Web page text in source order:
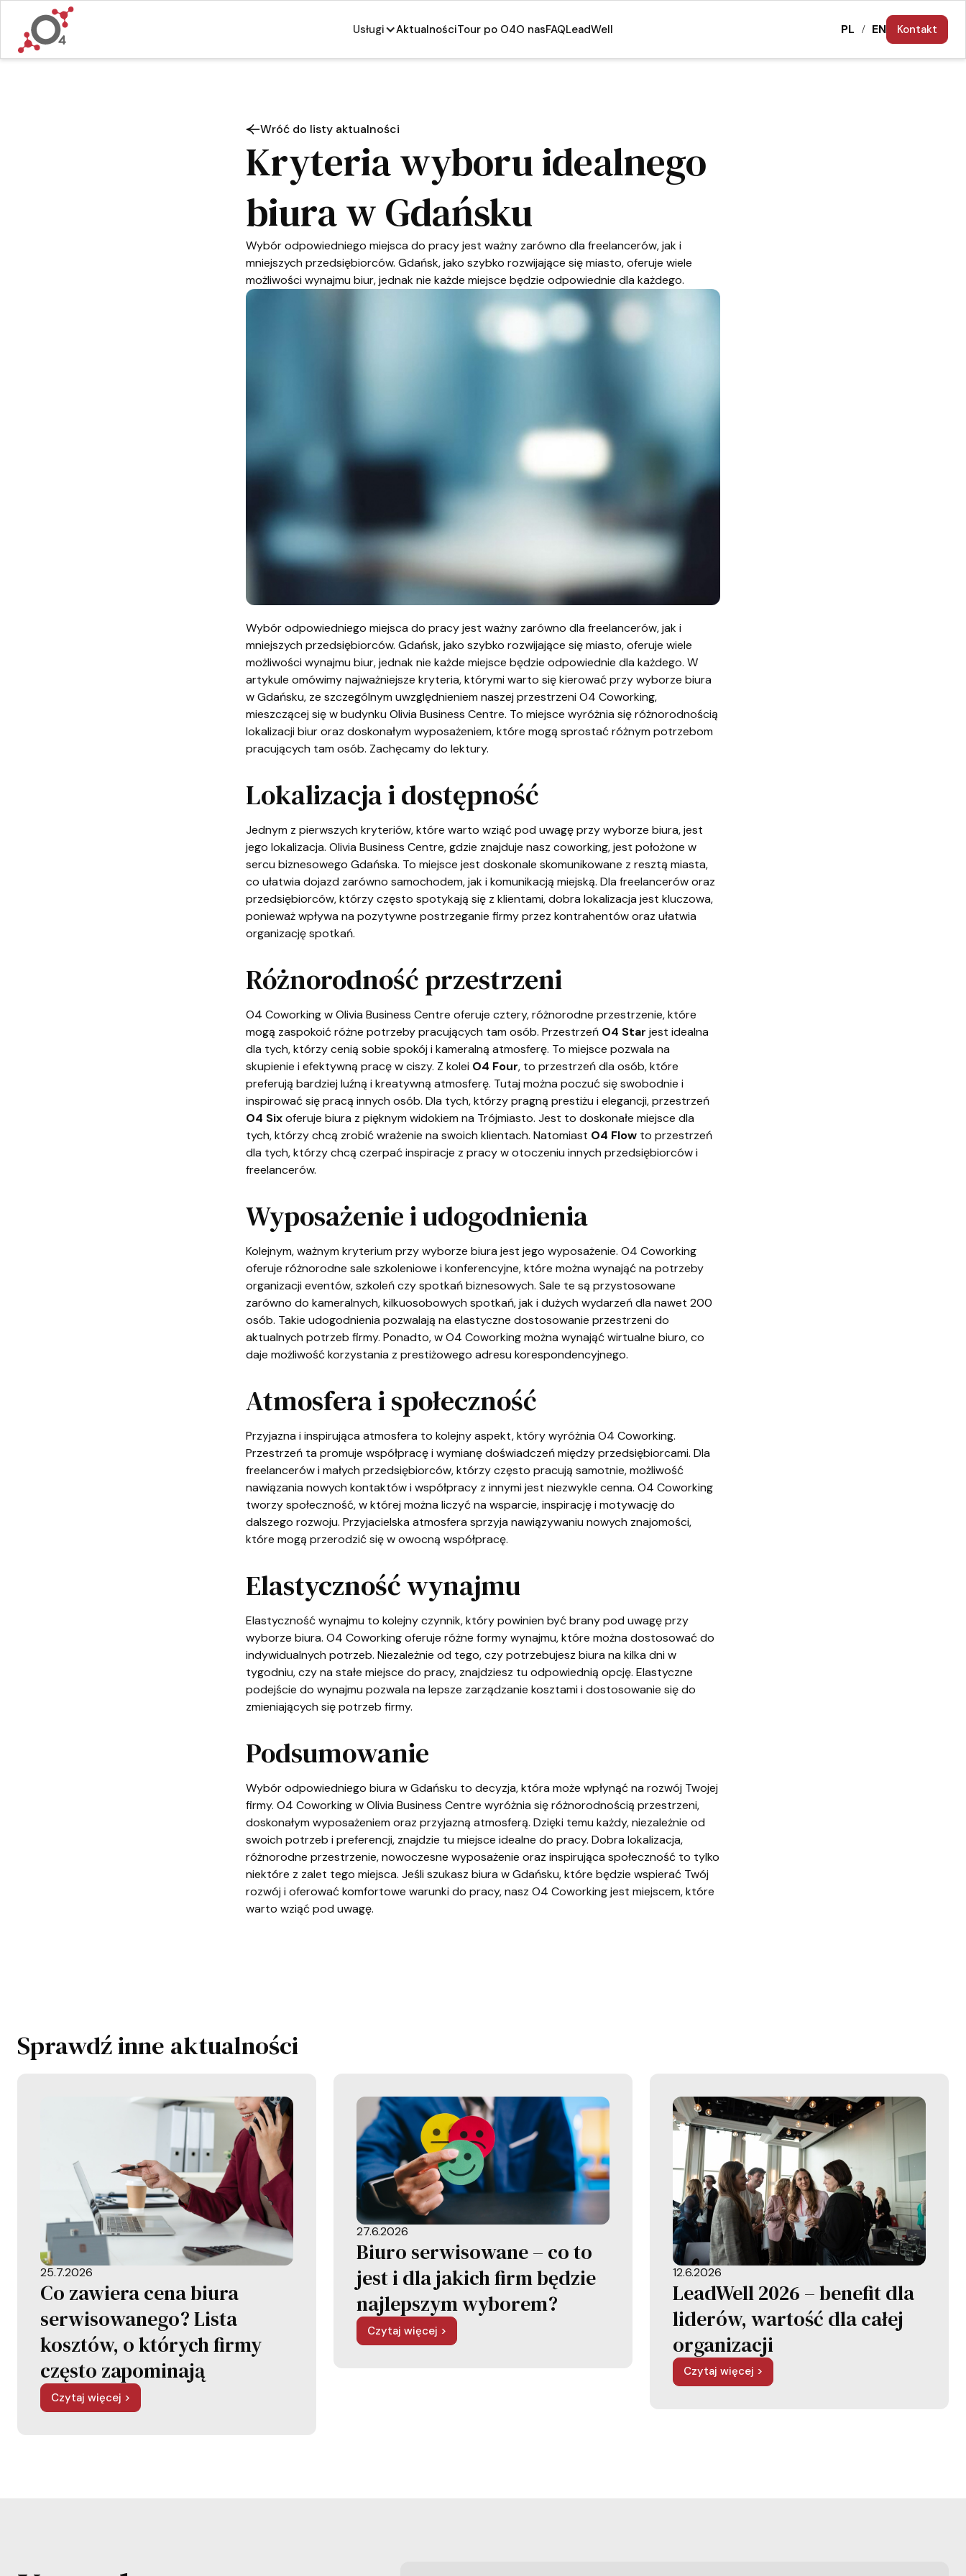
Usługi AktualnościTour po O4O nasFAQLeadWell PL / EN Kontakt
Wróć do listy aktualności
Kryteria wyboru idealnego
biura w Gdańsku
Wybór odpowiedniego miejsca do pracy jest ważny zarówno dla freelancerów, jak i
mniejszych przedsiębiorców. Gdańsk, jako szybko rozwijające się miasto, oferuje wiele
możliwości wynajmu biur, jednak nie każde miejsce będzie odpowiednie dla każdego.
Wybór odpowiedniego miejsca do pracy jest ważny zarówno dla freelancerów, jak i
mniejszych przedsiębiorców. Gdańsk, jako szybko rozwijające się miasto, oferuje wiele
możliwości wynajmu biur, jednak nie każde miejsce będzie odpowiednie dla każdego. W
artykule omówimy najważniejsze kryteria, którymi warto się kierować przy wyborze biura
w Gdańsku, ze szczególnym uwzględnieniem naszej przestrzeni O4 Coworking,
mieszczącej się w budynku Olivia Business Centre. To miejsce wyróżnia się różnorodnością
lokalizacji biur oraz doskonałym wyposażeniem, które mogą sprostać różnym potrzebom
pracujących tam osób. Zachęcamy do lektury.
Lokalizacja i dostępność
Jednym z pierwszych kryteriów, które warto wziąć pod uwagę przy wyborze biura, jest
jego lokalizacja. Olivia Business Centre, gdzie znajduje nasz coworking, jest położone w
sercu biznesowego Gdańska. To miejsce jest doskonale skomunikowane z resztą miasta,
co ułatwia dojazd zarówno samochodem, jak i komunikacją miejską. Dla freelancerów oraz
przedsiębiorców, którzy często spotykają się z klientami, dobra lokalizacja jest kluczowa,
ponieważ wpływa na pozytywne postrzeganie firmy przez kontrahentów oraz ułatwia
organizację spotkań.
Różnorodność przestrzeni
O4 Coworking w Olivia Business Centre oferuje cztery, różnorodne przestrzenie, które
mogą zaspokoić różne potrzeby pracujących tam osób. Przestrzeń O4 Star jest idealna
dla tych, którzy cenią sobie spokój i kameralną atmosferę. To miejsce pozwala na
skupienie i efektywną pracę w ciszy. Z kolei O4 Four, to przestrzeń dla osób, które
preferują bardziej luźną i kreatywną atmosferę. Tutaj można poczuć się swobodnie i
inspirować się pracą innych osób. Dla tych, którzy pragną prestiżu i elegancji, przestrzeń
O4 Sixoferuje biura z pięknym widokiem na Trójmiasto. Jest to doskonałe miejsce dla
tych, którzy chcą zrobić wrażenie na swoich klientach. Natomiast O4 Flow to przestrzeń
dla tych, którzy chcą czerpać inspiracje z pracy w otoczeniu innych przedsiębiorców i
freelancerów.
Wyposażenie i udogodnienia
Kolejnym, ważnym kryterium przy wyborze biura jest jego wyposażenie. O4 Coworking
oferuje różnorodne sale szkoleniowe i konferencyjne, które można wynająć na potrzeby
organizacji eventów, szkoleń czy spotkań biznesowych. Sale te są przystosowane
zarówno do kameralnych, kilkuosobowych spotkań, jak i dużych wydarzeń dla nawet 200
osób. Takie udogodnienia pozwalają na elastyczne dostosowanie przestrzeni do
aktualnych potrzeb firmy. Ponadto, w O4 Coworking można wynająć wirtualne biuro, co
daje możliwość korzystania z prestiżowego adresu korespondencyjnego.
Atmosfera i społeczność
Przyjazna i inspirująca atmosfera to kolejny aspekt, który wyróżnia O4 Coworking.
Przestrzeń ta promuje współpracę i wymianę doświadczeń między przedsiębiorcami. Dla
freelancerów i małych przedsiębiorców, którzy często pracują samotnie, możliwość
nawiązania nowych kontaktów i współpracy z innymi jest niezwykle cenna. O4 Coworking
tworzy społeczność, w której można liczyć na wsparcie, inspirację i motywację do
dalszego rozwoju. Przyjacielska atmosfera sprzyja nawiązywaniu nowych znajomości,
które mogą przerodzić się w owocną współpracę.
Elastyczność wynajmu
Elastyczność wynajmu to kolejny czynnik, który powinien być brany pod uwagę przy
wyborze biura. O4 Coworking oferuje różne formy wynajmu, które można dostosować do
indywidualnych potrzeb. Niezależnie od tego, czy potrzebujesz biura na kilka dni w
tygodniu, czy na stałe miejsce do pracy, znajdziesz tu odpowiednią opcję. Elastyczne
podejście do wynajmu pozwala na lepsze zarządzanie kosztami i dostosowanie się do
zmieniających się potrzeb firmy.
Podsumowanie
Wybór odpowiedniego biura w Gdańsku to decyzja, która może wpłynąć na rozwój Twojej
firmy. O4 Coworking w Olivia Business Centre wyróżnia się różnorodnością przestrzeni,
doskonałym wyposażeniem oraz przyjazną atmosferą. Dzięki temu każdy, niezależnie od
swoich potrzeb i preferencji, znajdzie tu miejsce idealne do pracy. Dobra lokalizacja,
różnorodne przestrzenie, nowoczesne wyposażenie oraz inspirująca społeczność to tylko
niektóre z zalet tego miejsca. Jeśli szukasz biura w Gdańsku, które będzie wspierać Twój
rozwój i oferować komfortowe warunki do pracy, nasz O4 Coworking jest miejscem, które
warto wziąć pod uwagę.
Sprawdź inne aktualności
25.7.2026
Co zawiera cena biura
serwisowanego? Lista
kosztów, o których firmy
często zapominają
Czytaj więcej >
27.6.2026
Biuro serwisowane – co to
jest i dla jakich firm będzie
najlepszym wyborem?
Czytaj więcej >
12.6.2026
LeadWell 2026 – benefit dla
liderów, wartość dla całej
organizacji
Czytaj więcej >